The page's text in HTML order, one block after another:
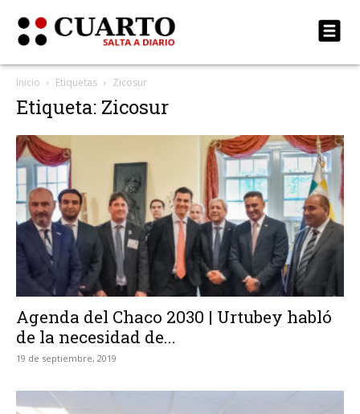
Inicio Etiquetas Zicosur
Etiqueta: Zicosur
Agenda del Chaco 2030 | Urtubey habló
de la necesidad de...
19 de septiembre, 2019